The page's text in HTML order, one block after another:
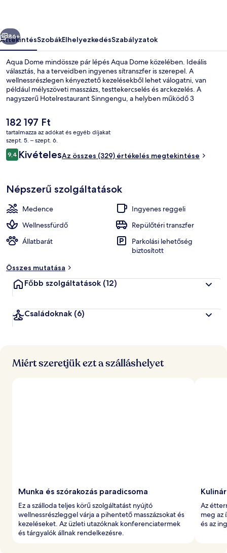
Következő
86+
ÁttekintésSzobákElhelyezkedésSzabályzatok
Aqua Dome mindössze pár lépés Aqua Dome közelében. Ideális
választás, ha a terveidben ingyenes sítranszfer is szerepel. A
wellnessrészlegen kényeztető kezelésekből lehet válogatni, van
például mélyszöveti masszázs, testtekercselés és arckezelés. A
nagyszerű Hotelrestaurant Sinngengu, a helyben működő 3
ételeivel. A luxusszínvonalú hotel vendégeit 5 szabadtéri medence,
ingyenes élményfürdő és ingyenes játszóház is várja. Síbérletek,
sítároló és sífelszerelés-kölcsönzés is rendelkezésre állnak.
A
jelenlegi
ár
182 197 Ft
182 197 Ft
tartalmazza az adókat és egyéb díjakat
szept. 5. – szept. 6.
Értékelések
9,49,4 ennyiből: 10
KivételesAz összes (329) értékelés megtekintése
Népszerű szolgáltatások
Medence
Ingyenes reggeli
Wellnessfürdő
Repülőtéri transzfer
Állatbarát
Parkolási lehetőség
biztosított
Összes mutatása
Főbb szolgáltatások (12)
Családoknak (6)
Miért szeretjük ezt a szálláshelyet
Munka és szórakozás paradicsoma
Ez a szálloda teljes körű szolgáltatást nyújtó
wellnessrészleggel várja a pihentető masszázsokat és
kezeléseket. Az üzleti utazóknak konferenciatermek
és tárgyalók állnak rendelkezésre.
Az
meg az
és az